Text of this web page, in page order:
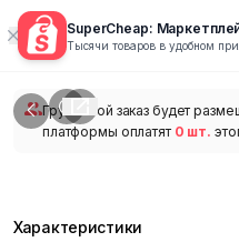
SuperCheap:
Тысячи товаров в удобном
1/
Групповой заказ будет
платформы оплатят 0 шт.
Характеристики